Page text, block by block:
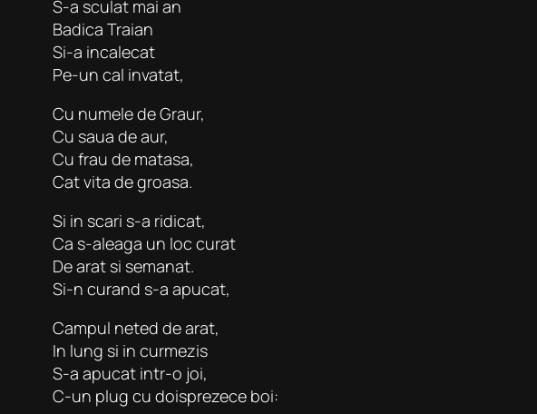
S-a sculat mai an
Badica Traian
Si-a incalecat
Pe-un cal invatat,
Cu numele de Graur,
Cu saua de aur,
Cu frau de matasa,
Cat vita de groasa.
Si in scari s-a ridicat,
Ca s-aleaga un loc curat
De arat si semanat.
Si-n curand s-a apucat,
Campul neted de arat,
In lung si in curmezis
S-a apucat intr-o joi,
C-un plug cu doisprezece boi: